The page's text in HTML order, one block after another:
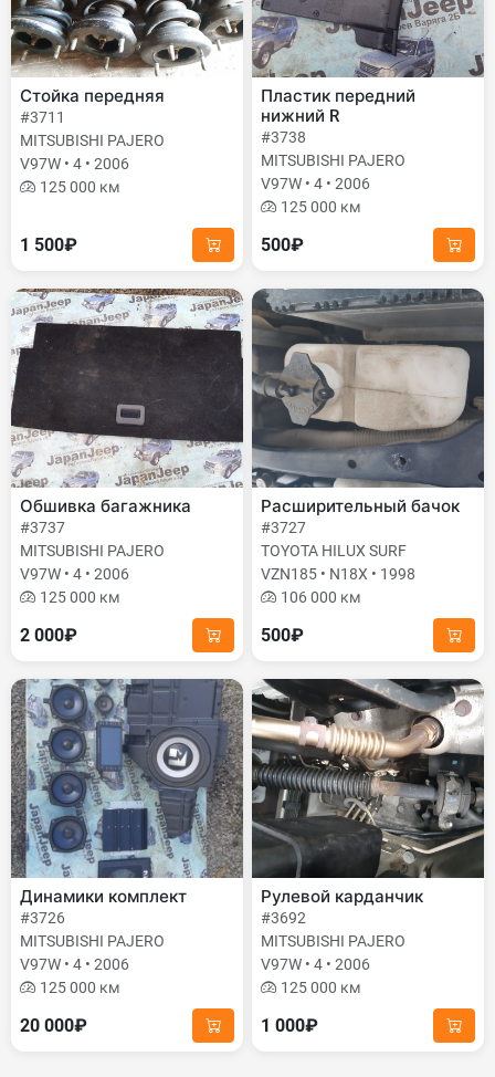
Стойка передняя
#3711
MITSUBISHI PAJERO
V97W • 4 • 2006
125 000 км
1 500₽
Пластик передний
нижний R
#3738
MITSUBISHI PAJERO
V97W • 4 • 2006
125 000 км
500₽
Обшивка багажника
#3737
MITSUBISHI PAJERO
V97W • 4 • 2006
125 000 км
2 000₽
Расширительный бачок
#3727
TOYOTA HILUX SURF
VZN185 • N18X • 1998
106 000 км
500₽
Динамики комплект
#3726
MITSUBISHI PAJERO
V97W • 4 • 2006
125 000 км
20 000₽
Рулевой карданчик
#3692
MITSUBISHI PAJERO
V97W • 4 • 2006
125 000 км
1 000₽